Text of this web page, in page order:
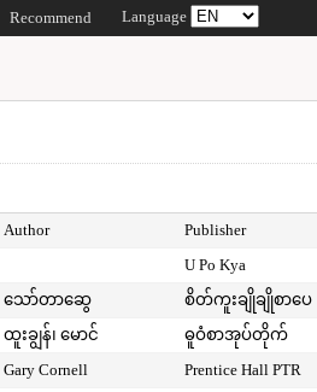
Recommend Language
Author Publisher
U Po Kya
သော်တာဆွေ စိတ်ကူးချိုချိုစာပေ
ထူးချွန်၊ မောင် ဓူဝံစာအုပ်တိုက်
Gary Cornell Prentice Hall PTR